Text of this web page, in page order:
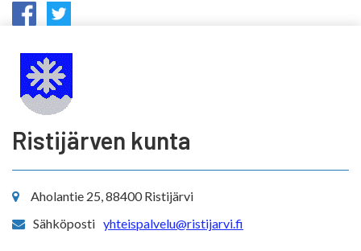
Ristijärven kunta
Aholantie 25, 88400 Ristijärvi
Sähköposti yhteispalvelu@ristijarvi.fi